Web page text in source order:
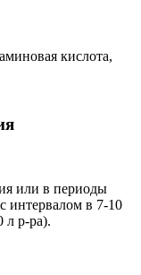
кислота,
или в периоды
интервалом в 7-10
л р-ра).